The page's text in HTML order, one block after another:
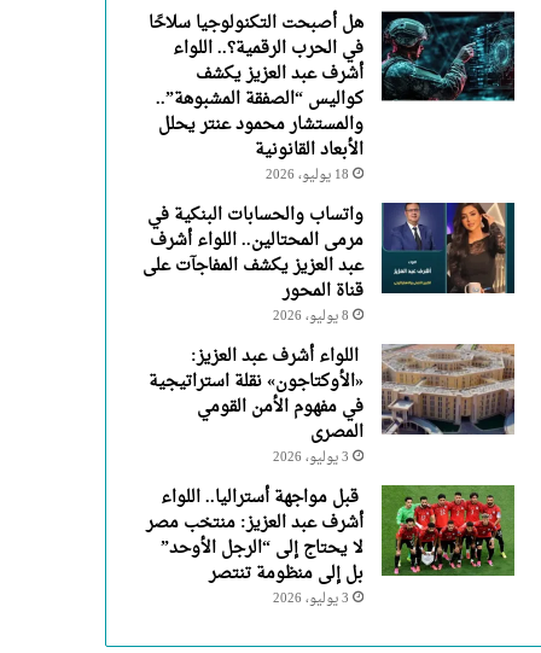
هل أصبحت التكنولوجيا سلاحًا
في الحرب الرقمية؟.. اللواء
أشرف عبد العزيز يكشف
كواليس “الصفقة المشبوهة”..
والمستشار محمود عنتر يحلل
الأبعاد القانونية
18 يوليو، 2026
واتساب والحسابات البنكية في
مرمى المحتالين.. اللواء أشرف
عبد العزيز يكشف المفاجآت على
قناة المحور
8 يوليو، 2026
اللواء أشرف عبد العزيز:
«الأوكتاجون» نقلة استراتيجية
في مفهوم الأمن القومي
المصرى
3 يوليو، 2026
قبل مواجهة أستراليا.. اللواء
أشرف عبد العزيز: منتخب مصر
لا يحتاج إلى “الرجل الأوحد”
بل إلى منظومة تنتصر
3 يوليو، 2026